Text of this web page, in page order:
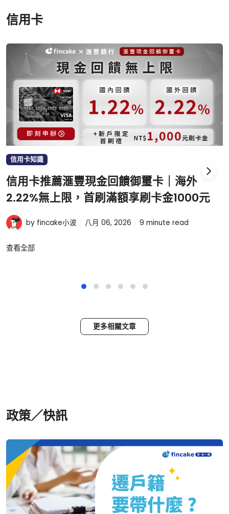
信用卡
信用卡知識
信用卡推薦滙豐現金回饋御璽卡｜海外
2.22%無上限，首刷滿額享刷卡金1000元
by fincake小波 八月 06, 2026 9 minute read
查看全部
更多相關文章
政策／快訊